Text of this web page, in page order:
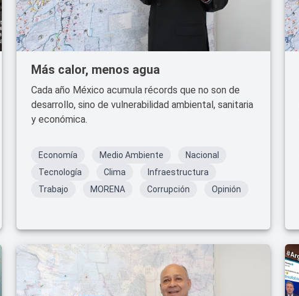
Más calor, menos agua
Cada año México acumula récords que no son de
desarrollo, sino de vulnerabilidad ambiental, sanitaria
y económica.
Economía Medio Ambiente
Nacional
Tecnología
Clima
Infraestructura
Trabajo
MORENA Corrupción Opinión